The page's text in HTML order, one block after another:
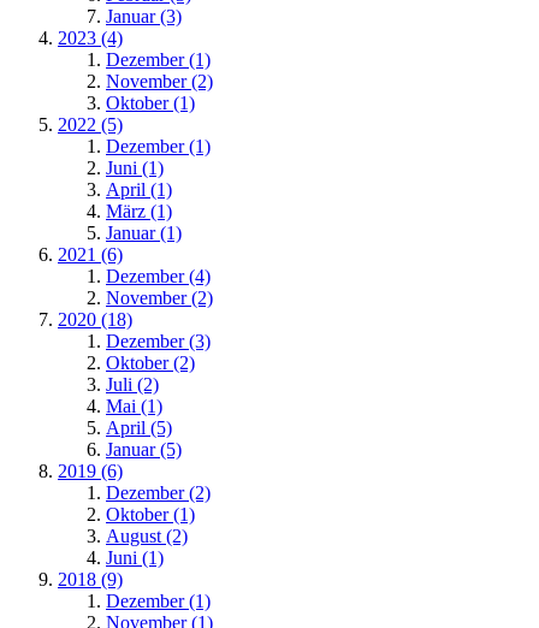
Januar (3)
2023 (4)
Dezember (1)
November (2)
Oktober (1)
2022 (5)
Dezember (1)
Juni (1)
April (1)
März (1)
Januar (1)
2021 (6)
Dezember (4)
November (2)
2020 (18)
Dezember (3)
Oktober (2)
Juli (2)
Mai (1)
April (5)
Januar (5)
2019 (6)
Dezember (2)
Oktober (1)
August (2)
Juni (1)
2018 (9)
Dezember (1)
November (1)